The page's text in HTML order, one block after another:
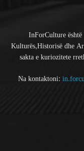
InForCulture
Kulturës,Historisë dhe
sakta e kuriozitete
Na kontaktoni: